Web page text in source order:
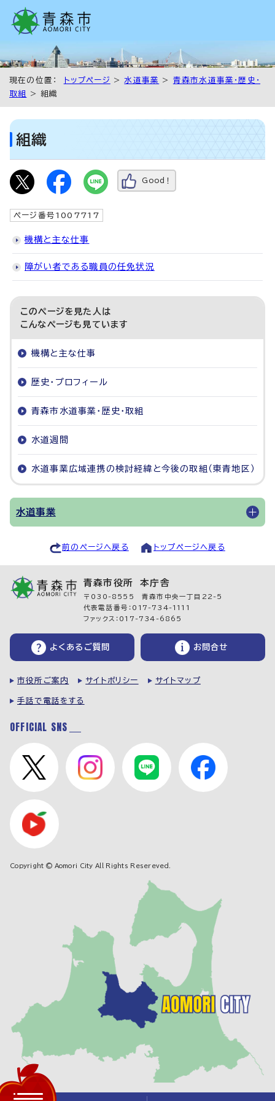
現在の位置： トップページ >水道事業 > 青森市水道事業・歴史・
取組
> 組織
組織
Good！
ページ番号1007717
機構と主な仕事
障がい者である職員の任免状況
このページを見た人は
こんなページも見ています
機構と主な仕事
歴史・プロフィール
青森市水道事業・歴史・取組
水道週間
水道事業広域連携の検討経緯と今後の取組（東青地区）
水道事業
前のページへ戻る トップページへ戻る
青森市役所 本庁舎
〒030-8555 青森市中央一丁目22-5
代表電話番号：017-734-1111
ファックス：017-734-6865
よくあるご質問 お問合せ
市役所ご案内 サイトポリシー サイトマップ
手話で電話をする
OFFICIAL SNS
Copyright © Aomori City All Rights Resereved.